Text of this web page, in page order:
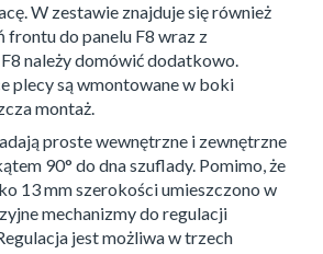
W zestawie znajduje się również
do panelu F8 wraz z
należy domówić dodatkowo.
plecy są wmontowane w boki
montaż.
proste wewnętrzne i zewnętrzne
90° do dna szuflady. Pomimo, że
13 mm szerokości umieszczono w
mechanizmy do regulacji
jest możliwa w trzech